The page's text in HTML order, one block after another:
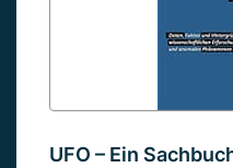
UFO – Ein